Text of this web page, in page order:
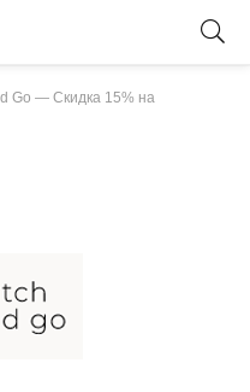
Go — Скидка 15% на